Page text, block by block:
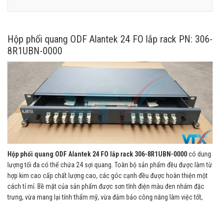
Hộp phối quang ODF Alantek 24 FO lắp rack PN: 306-
8R1UBN-0000
Hộp phối quang ODF Alantek 24 FO lắp rack 306-8R1UBN-0000có dung
lượng tối đa có thể chứa 24 sợi quang. Toàn bộ sản phẩm đều được làm từ
hợp kim cao cấp chất lượng cao, các góc cạnh đều được hoàn thiện một
cách tỉ mỉ. Bề mặt của sản phẩm được sơn tĩnh điện màu đen nhám đặc
trưng, vừa mang lại tính thẩm mỹ, vừa đảm bảo công năng làm việc tốt,